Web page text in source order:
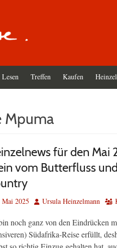
Lesen Treffen Kaufen
Mpuma
für den Mai
vom Butterfluss
Mai 2025 AutorUrsula Heinzelmann
noch ganz von den Eindrücken
Südafrika-Reise erfüllt,